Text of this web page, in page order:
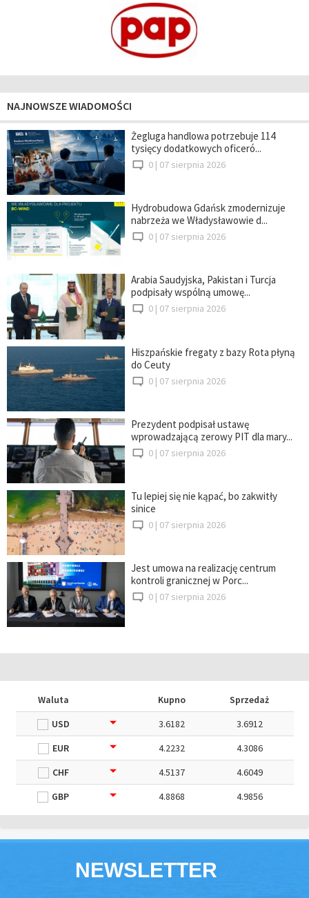
NAJNOWSZE WIADOMOŚCI
Żegluga handlowa potrzebuje 114
tysięcy dodatkowych oficeró...
0 | 07 sierpnia 2026
Hydrobudowa Gdańsk zmodernizuje
nabrzeża we Władysławowie d...
0 | 07 sierpnia 2026
Arabia Saudyjska, Pakistan i Turcja
podpisały wspólną umowę...
0 | 07 sierpnia 2026
Hiszpańskie fregaty z bazy Rota płyną
do Ceuty
0 | 07 sierpnia 2026
Prezydent podpisał ustawę
wprowadzającą zerowy PIT dla mary...
0 | 07 sierpnia 2026
Tu lepiej się nie kąpać, bo zakwitły
sinice
0 | 07 sierpnia 2026
Jest umowa na realizację centrum
kontroli granicznej w Porc...
0 | 07 sierpnia 2026
Waluta Kupno
Sprzedaż
USD
3.6182
3.6912
EUR
4.2232
4.3086
CHF
4.5137
4.6049
GBP
4.8868 4.9856
NEWSLETTER